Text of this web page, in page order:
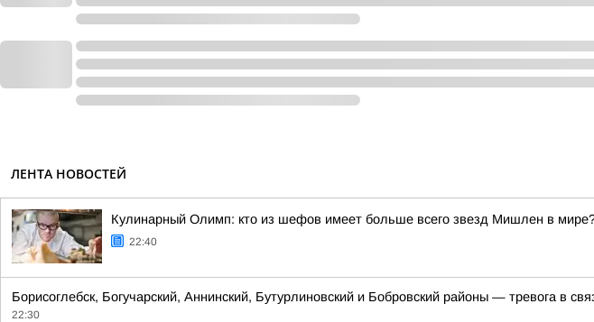
ЛЕНТА НОВОСТЕЙ
Кулинарный Олимп: кто из шефов имеет больше всего звезд Мишлен в
22:40
Борисоглебск, Богучарский, Аннинский, Бутурлиновский и Бобровский районы — тревога в
22:30